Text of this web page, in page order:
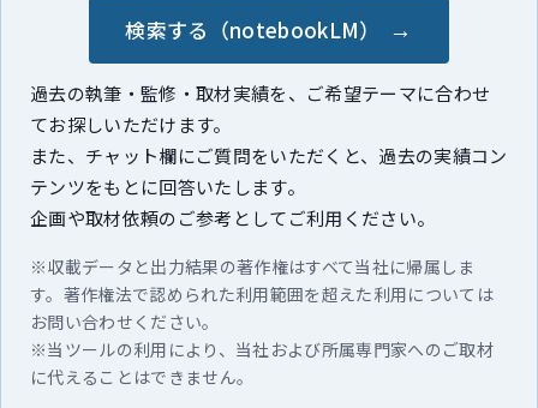
検索する（notebookLM）
過去の執筆・監修・取材実績を、ご希望テーマに合わせ
てお探しいただけます。
また、チャット欄にご質問をいただくと、過去の実績コン
テンツをもとに回答いたします。
企画や取材依頼のご参考としてご利用ください。
※収載データと出力結果の著作権はすべて当社に帰属しま
す。著作権法で認められた利用範囲を超えた利用については
お問い合わせください。
※当ツールの利用により、当社および所属専門家へのご取材
に代えることはできません。